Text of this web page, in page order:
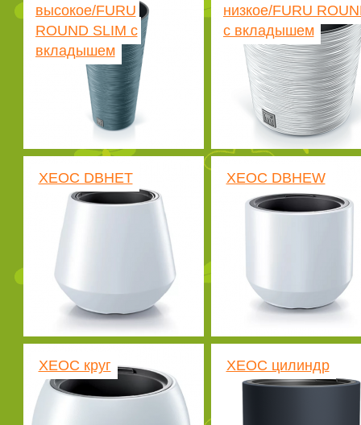
высокое/FURU
ROUND SLIM с
вкладышем
низкое/FURU
с вкладышем
ХЕОС DBHET ХЕОС DBHEW
ХЕОС круг ХЕОС цилиндр